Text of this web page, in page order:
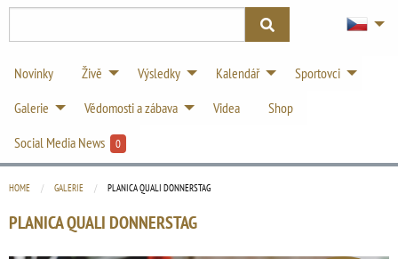
Novinky Živě Výsledky Kalendář
Sportovci
Galerie
Vědomosti a zábava Videa
Shop
Social Media News
0
HOME GALERIE CURRENT:
PLANICA QUALI DONNERSTAG
PLANICA QUALI DONNERSTAG